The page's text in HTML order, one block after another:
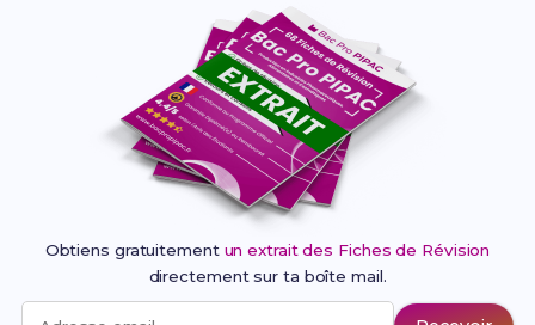
Obtiens gratuitement un extrait des Fiches de Révision
directement sur ta boîte mail.